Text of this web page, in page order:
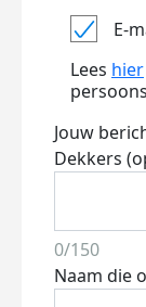
E-
Lees hier
Jouw
Dekkers
0/150
Naam die